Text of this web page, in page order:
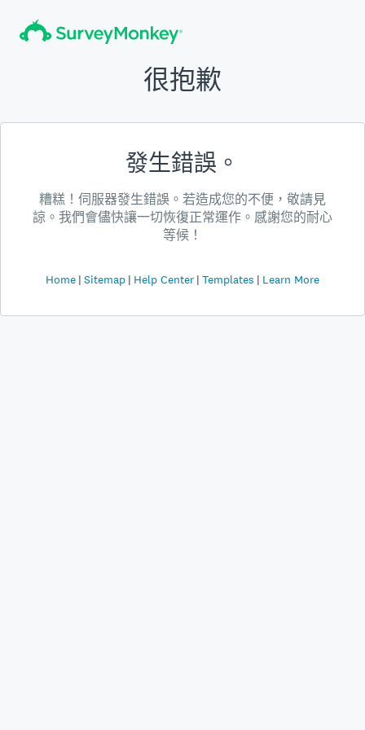
很抱歉
發生錯誤。
糟糕！伺服器發生錯誤。若造成您的不便，敬請見
諒。我們會儘快讓一切恢復正常運作。感謝您的耐心
等候！
Home Sitemap Help Center Templates Learn More